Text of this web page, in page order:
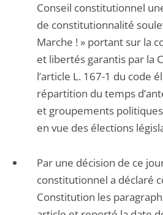
Conseil constitutionnel
de constitutionnalité
Marche ! » portant sur la
et libertés garantis par la
l’article L. 167-1 du code
répartition du temps
et groupements
en vue des élections
Par une décision de ce
constitutionnel a déclaré
Constitution les